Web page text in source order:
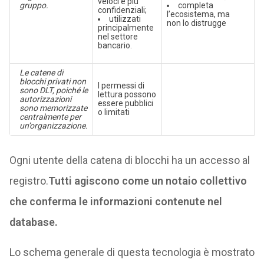
gruppo.
confidenziali;
utilizzati
principalmente
nel settore
bancario.
completa
l’ecosistema, ma
non lo distrugge
Le catene di
blocchi privati non
sono DLT, poiché le
autorizzazioni
sono memorizzate
centralmente per
un’organizzazione.
I permessi di
lettura possono
essere pubblici
o limitati
Ogni utente della catena di blocchi ha un accesso al
registro.Tutti agiscono come un notaio collettivo
che conferma le informazioni contenute nel
database.
Lo schema generale di questa tecnologia è mostrato